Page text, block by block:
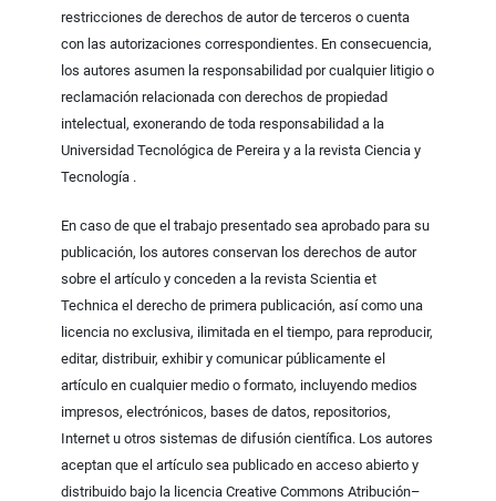
restricciones de derechos de autor de terceros o cuenta
con las autorizaciones correspondientes. En consecuencia,
los autores asumen la responsabilidad por cualquier litigio o
reclamación relacionada con derechos de propiedad
intelectual, exonerando de toda responsabilidad a la
Universidad Tecnológica de Pereira y a la revista Ciencia y
Tecnología .
En caso de que el trabajo presentado sea aprobado para su
publicación, los autores conservan los derechos de autor
sobre el artículo y conceden a la revista Scientia et
Technica el derecho de primera publicación, así como una
licencia no exclusiva, ilimitada en el tiempo, para reproducir,
editar, distribuir, exhibir y comunicar públicamente el
artículo en cualquier medio o formato, incluyendo medios
impresos, electrónicos, bases de datos, repositorios,
Internet u otros sistemas de difusión científica. Los autores
aceptan que el artículo sea publicado en acceso abierto y
distribuido bajo la licencia Creative Commons Atribución–